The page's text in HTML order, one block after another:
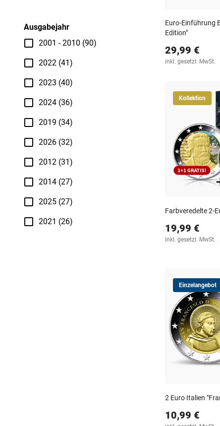
Ausgabejahr
2001 - 2010 (90)
2022 (41)
2023 (40)
2024 (36)
2019 (34)
2026 (32)
2012 (31)
2014 (27)
2025 (27)
2021 (26)
Euro-Einführung
Edition"
29,99 €
inkl. gesetzl. MwSt.
Kollektion
Farbveredelte 2-
19,99 €
inkl. gesetzl. MwSt.
Einzelangebot
2 Euro Italien
10,99 €